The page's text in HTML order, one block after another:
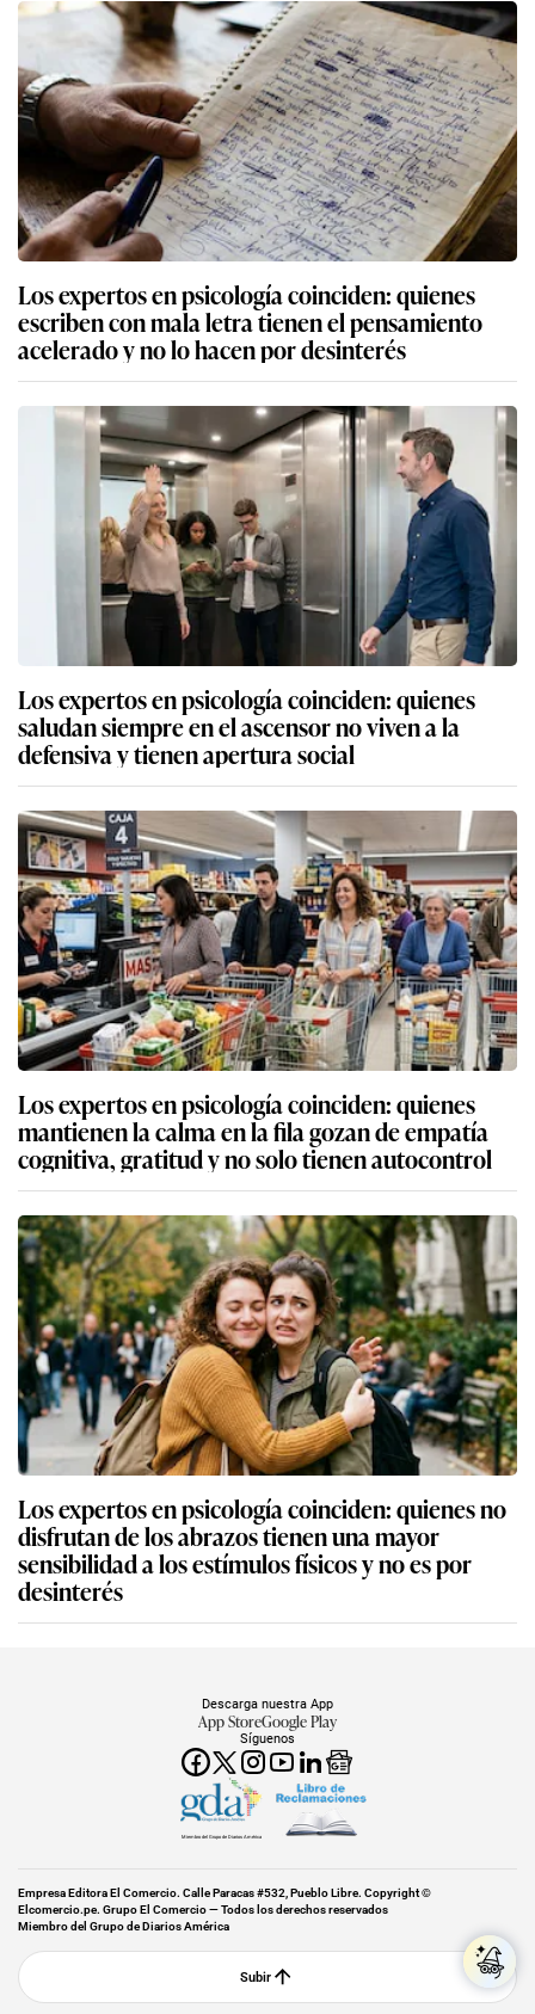
Los expertos en psicología coinciden: quienes
escriben con mala letra tienen el pensamiento
acelerado y no lo hacen por desinterés
Los expertos en psicología coinciden: quienes
saludan siempre en el ascensor no viven a la
defensiva y tienen apertura social
Los expertos en psicología coinciden: quienes
mantienen la calma en la fila gozan de empatía
cognitiva, gratitud y no solo tienen autocontrol
Los expertos en psicología coinciden: quienes no
disfrutan de los abrazos tienen una mayor
sensibilidad a los estímulos físicos y no es por
desinterés
Síguenos
Descarga nuestra App
App StoreGoogle Play
Miembro del Grupo de Diarios América
Empresa Editora El Comercio. Calle Paracas #532, Pueblo Libre. Copyright ©
Elcomercio.pe. Grupo El Comercio — Todos los derechos reservados
Miembro del Grupo de Diarios América
Subir